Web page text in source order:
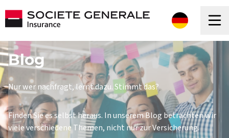
Blog
Nur wer nachfragt, lernt dazu. Stimmt das?
Finden Sie es selbst heraus. In unserem Blog betrachten wir
viele verschiedene Themen, nicht nur zur Versicherung.